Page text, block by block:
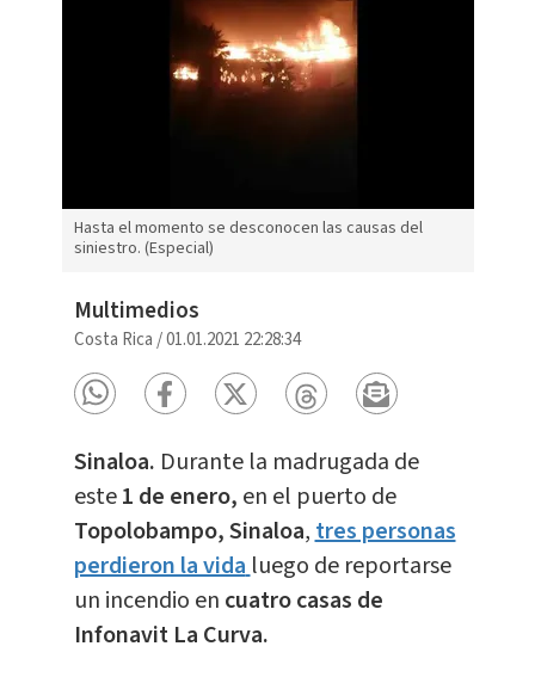
Hasta el momento se desconocen las causas del
siniestro. (Especial)
Multimedios
Costa Rica /01.01.2021 22:28:34
Sinaloa. Durante la madrugada de
este1 de enero, en el puerto de
Topolobampo, Sinaloa,tres personas
perdieron la vidaluego de reportarse
un incendio en cuatro casas de
Infonavit La Curva.